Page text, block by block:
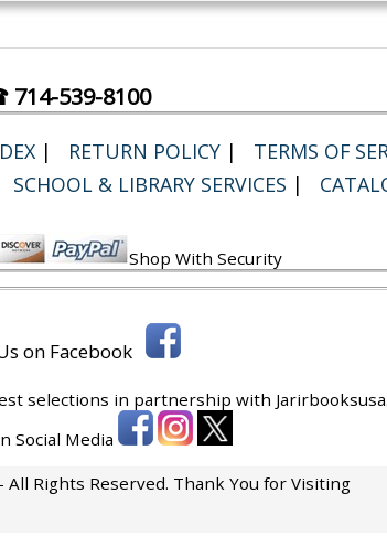
539-8100
| RETURN POLICY |
TERMS OF
SCHOOL & LIBRARY SERVICES |
Shop With Security
on Facebook
selections in partnership with Jarirbooksusa.
Social Media
Rights Reserved. Thank You for Visiting